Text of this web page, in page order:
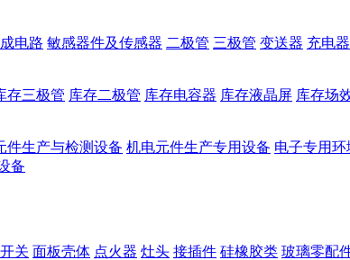
电路 敏感器件及传感器 二极管 三极管 变送器 充电器
存三极管 库存二极管 库存电容器 库存液晶屏 库存场
件生产与检测设备 机电元件生产专用设备 电子专用
备
开关 面板壳体 点火器 灶头 接插件 硅橡胶类 玻璃零配